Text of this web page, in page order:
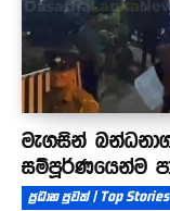
මැගසින්
සම්පූර්ණයෙන්ම
ප්‍රධාන පුවත් | Top Stories